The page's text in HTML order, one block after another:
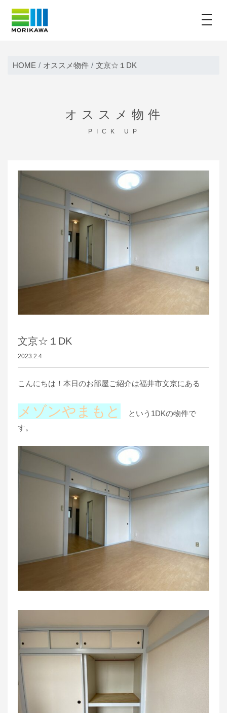
contentHOME オススメ物件 文京☆１DK
オススメ物件
PICK UP
文京☆１DK
2023.2.4
こんにちは！本日のお部屋ご紹介は福井市文京にある
メゾンやまもと
という1DKの物件で
す。